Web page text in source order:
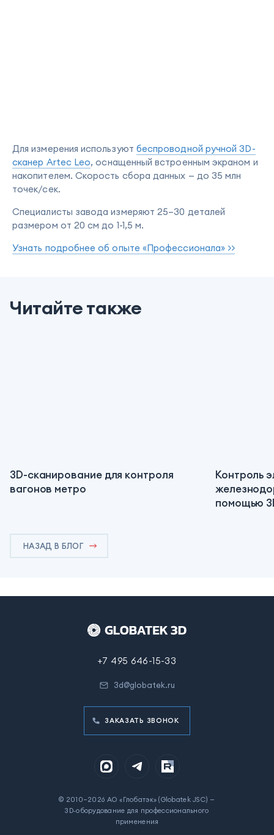
Для измерения используют беспроводной ручной 3D-
сканер Artec Leo, оснащенный встроенным экраном и
накопителем. Скорость сбора данных — до 35 млн
точек/сек.
Специалисты завода измеряют 25–30 деталей
размером от 20 см до 1-1,5 м.
Узнать подробнее об опыте «Профессионала» >>
Читайте также
3D-сканирование для контроля
вагонов метро
Контроль
помощью
НАЗАД В БЛОГ
+7 495 646-15-33
3d@globatek.ru
ЗАКАЗАТЬ ЗВОНОК
© 2010–2026 АО «Глобатэк» (Globatek JSC) —
3D‑оборудование для профессионального
применения